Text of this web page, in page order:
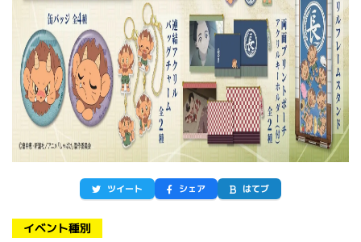
ツイート シェア はてブ
イベント種別